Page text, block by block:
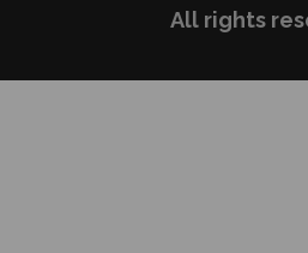
All rights